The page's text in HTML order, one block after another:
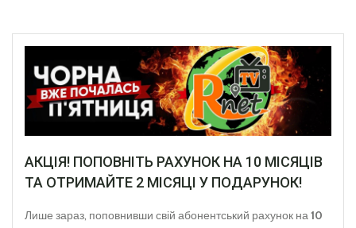
АКЦІЯ! ПОПОВНІТЬ РАХУНОК НА 10 МІСЯЦІВ
ТА ОТРИМАЙТЕ 2 МІСЯЦІ У ПОДАРУНОК!
Лише зараз, поповнивши свій абонентський рахунок на10